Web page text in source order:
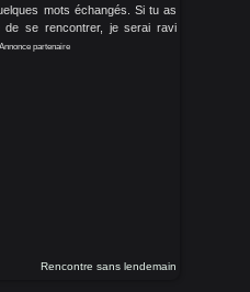
mots échangés. Si tu as
de se rencontrer, je serai ravi
Annonce partenaire
Rencontre sans lendemain